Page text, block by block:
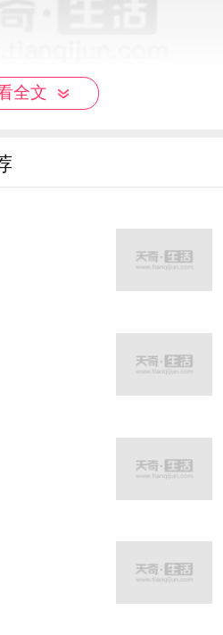
色美食，也是扬州美食中
粉发酵和馅心精细取胜。发
富春茶社的三丁包子是最
谓“三丁”，即以鸡丁、肉
鲜笋。三丁包子馅心的卤
甜中有脆，油而不腻。
全文